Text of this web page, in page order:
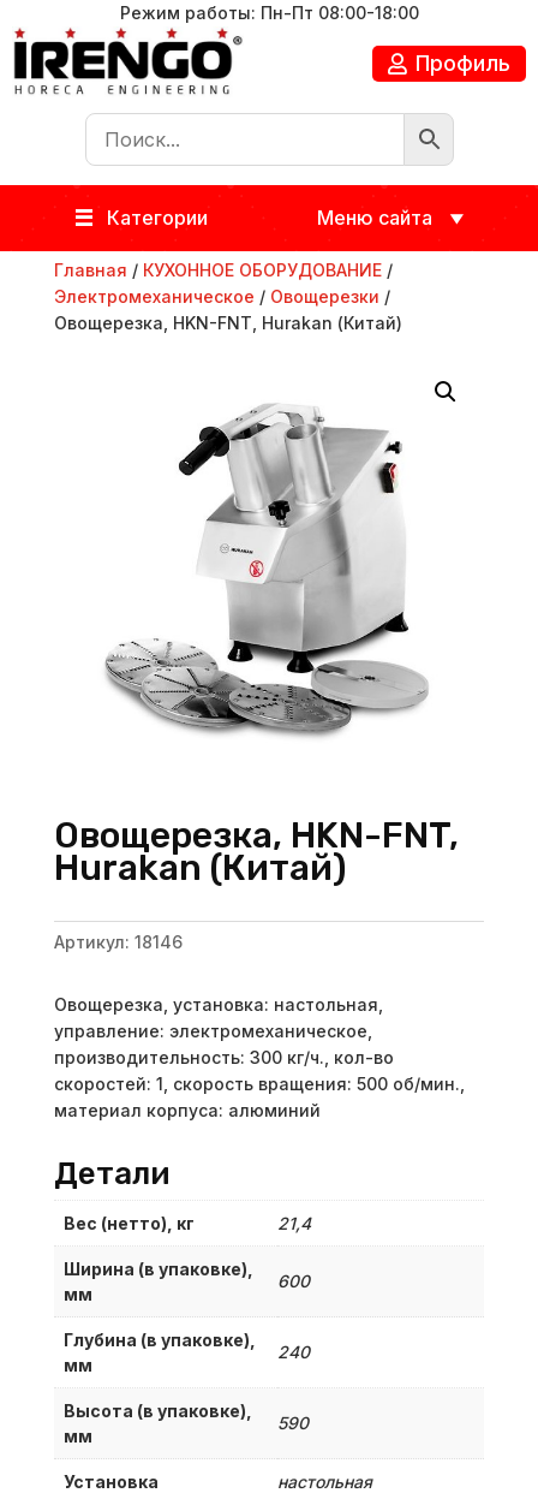
Режим работы: Пн-Пт 08:00-18:00
Профиль
Категории Меню сайта
Главная / КУХОННОЕ ОБОРУДОВАНИЕ/
Электромеханическое / Овощерезки /
Овощерезка, HKN-FNT, Hurakan (Китай)
Овощерезка, HKN-FNT,
Hurakan (Китай)
Артикул: 18146
Овощерезка, установка: настольная,
управление: электромеханическое,
производительность: 300 кг/ч., кол-во
скоростей: 1, скорость вращения: 500 об/мин.,
материал корпуса: алюминий
Детали
Вес (нетто), кг 21,4
Ширина (в упаковке),
мм
600
Глубина (в упаковке),
мм
240
Высота (в упаковке),
мм
590
Установка настольная